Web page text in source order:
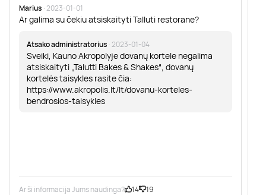
Marius · 2023-01-01
Ar galima su čekiu atsiskaityti Talluti restorane?
Atsako administratorius · 2023-01-04
Sveiki, Kauno Akropolyje dovanų kortele negalima
atsiskaityti „Talutti Bakes & Shakes“, dovanų
kortelės taisykles rasite čia:
https://www.akropolis.lt/lt/dovanu-korteles-
bendrosios-taisykles
Ar ši informacija Jums naudinga? 14 19